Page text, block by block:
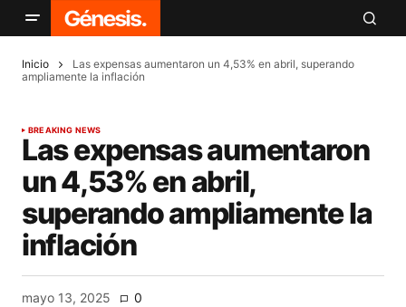
Inicio
Las expensas aumentaron un 4,53% en abril, superando
ampliamente la inflación
BREAKING NEWS
Las expensas aumentaron
un 4,53% en abril,
superando ampliamente la
inflación
mayo 13, 2025 0